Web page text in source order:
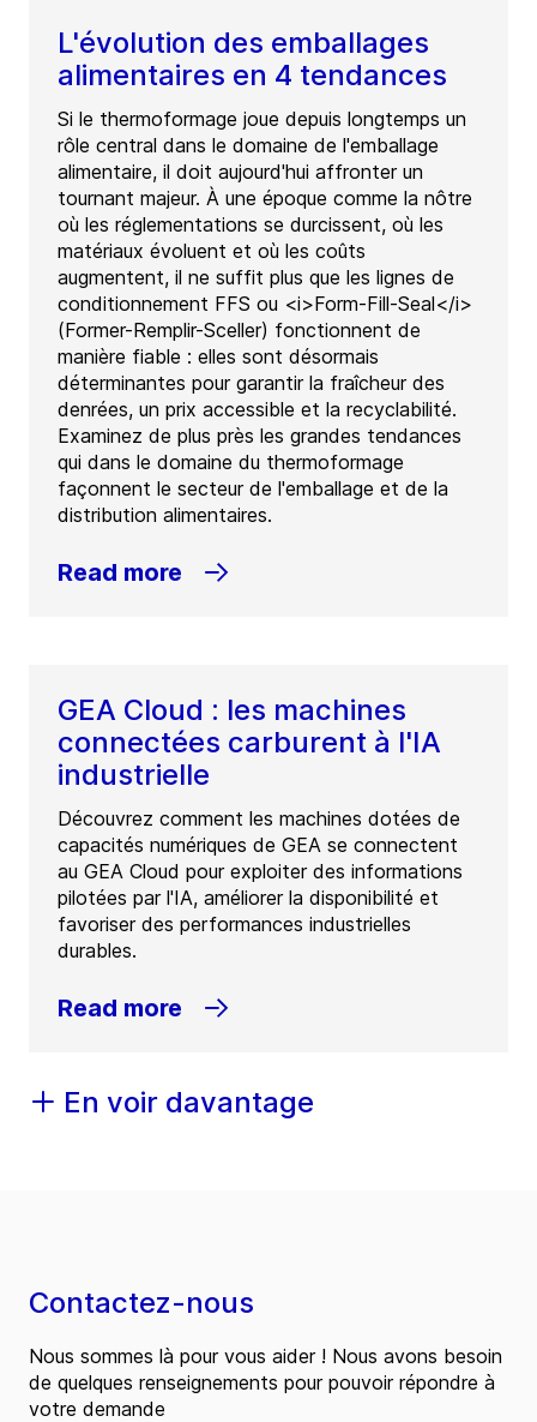
L'évolution des emballages
alimentaires en 4 tendances
Si le thermoformage joue depuis longtemps un
rôle central dans le domaine de l'emballage
alimentaire, il doit aujourd'hui affronter un
tournant majeur. À une époque comme la nôtre
où les réglementations se durcissent, où les
matériaux évoluent et où les coûts
augmentent, il ne suffit plus que les lignes de
conditionnement FFS ou <i>Form-Fill-Seal</i>
(Former-Remplir-Sceller) fonctionnent de
manière fiable : elles sont désormais
déterminantes pour garantir la fraîcheur des
denrées, un prix accessible et la recyclabilité.
Examinez de plus près les grandes tendances
qui dans le domaine du thermoformage
façonnent le secteur de l'emballage et de la
distribution alimentaires.
Read more
GEA Cloud : les machines
connectées carburent à l'IA
industrielle
Découvrez comment les machines dotées de
capacités numériques de GEA se connectent
au GEA Cloud pour exploiter des informations
pilotées par l'IA, améliorer la disponibilité et
favoriser des performances industrielles
durables.
Read more
En voir davantage
Contactez-nous
Nous sommes là pour vous aider ! Nous avons besoin
de quelques renseignements pour pouvoir répondre à
votre demande